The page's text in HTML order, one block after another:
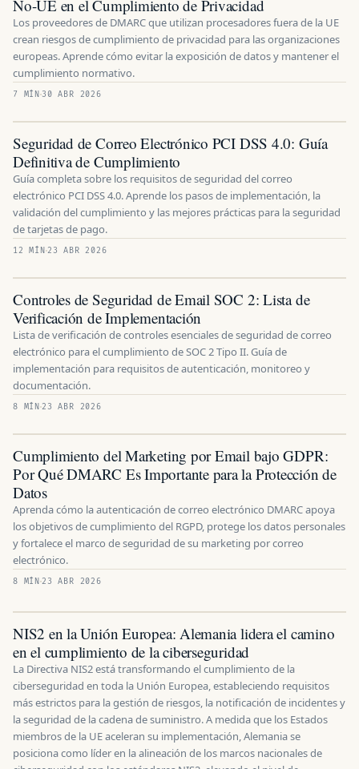
No-UE en el Cumplimiento de Privacidad
Los proveedores de DMARC que utilizan procesadores fuera de la UE
crean riesgos de cumplimiento de privacidad para las organizaciones
europeas. Aprende cómo evitar la exposición de datos y mantener el
cumplimiento normativo.
7 MÍN 30 ABR 2026
Seguridad de Correo Electrónico PCI DSS 4.0: Guía
Definitiva de Cumplimiento
Guía completa sobre los requisitos de seguridad del correo
electrónico PCI DSS 4.0. Aprende los pasos de implementación, la
validación del cumplimiento y las mejores prácticas para la seguridad
de tarjetas de pago.
12 MÍN 23 ABR 2026
Controles de Seguridad de Email SOC 2: Lista de
Verificación de Implementación
Lista de verificación de controles esenciales de seguridad de correo
electrónico para el cumplimiento de SOC 2 Tipo II. Guía de
implementación para requisitos de autenticación, monitoreo y
documentación.
8 MÍN 23 ABR 2026
Cumplimiento del Marketing por Email bajo GDPR:
Por Qué DMARC Es Importante para la Protección de
Datos
Aprenda cómo la autenticación de correo electrónico DMARC apoya
los objetivos de cumplimiento del RGPD, protege los datos personales
y fortalece el marco de seguridad de su marketing por correo
electrónico.
8 MÍN 23 ABR 2026
NIS2 en la Unión Europea: Alemania lidera el camino
en el cumplimiento de la ciberseguridad
La Directiva NIS2 está transformando el cumplimiento de la
ciberseguridad en toda la Unión Europea, estableciendo requisitos
más estrictos para la gestión de riesgos, la notificación de incidentes y
la seguridad de la cadena de suministro. A medida que los Estados
miembros de la UE aceleran su implementación, Alemania se
posiciona como líder en la alineación de los marcos nacionales de